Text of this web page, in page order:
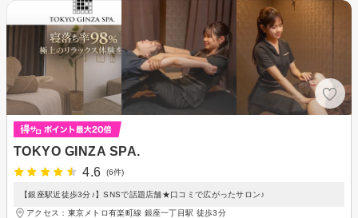
TOKYO GINZA SPA.
4.6
(6件)
【銀座駅近徒歩3分♪】SNSで話題店舗★口コミで広がったサロン♪
アクセス：東京メトロ有楽町線 銀座一丁目駅 徒歩3分